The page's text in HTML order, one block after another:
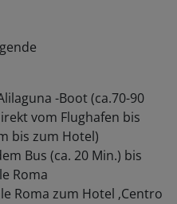
-Boot (ca.70-90
vom Flughafen bis
bis zum Hotel)
Bus (ca. 20 Min.) bis
Roma
Roma zum Hotel ‚Centro